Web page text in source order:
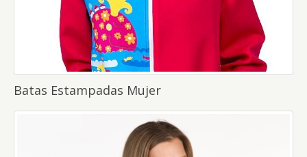
Batas Estampadas Mujer